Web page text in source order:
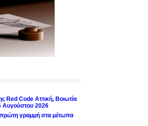
Red Code Αττική, Βοιωτία
Αυγούστου 2026
γραμμή στα μέτωπα